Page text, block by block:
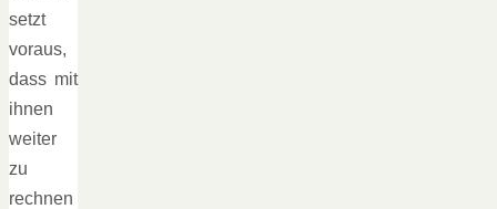
setzt
voraus,
dass mit
ihnen
weiter
zu
rechnen